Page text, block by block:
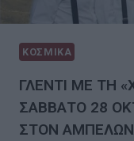
ΚΟΣΜΙΚΑ
ΓΛΕΝΤΙ ΜΕ ΤΗ
ΣΑΒΒΑΤΟ 28
ΣΤΟΝ